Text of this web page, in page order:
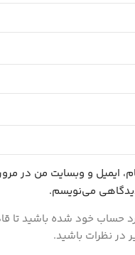
ایمیل و وبسایت من در
می‌نویسم.
حساب خود شده باشید تا
در نظرات باشید.